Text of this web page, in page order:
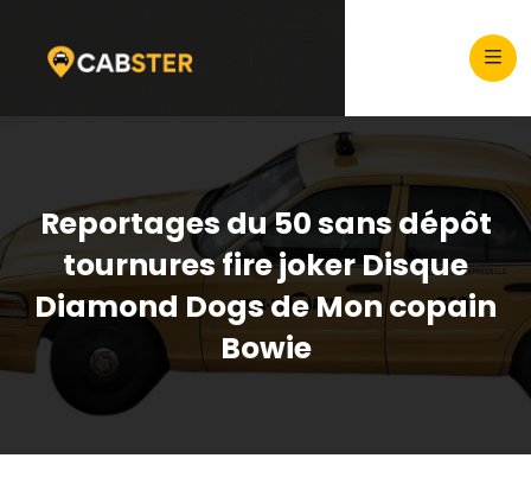
Reportages du 50 sans dépôt
tournures fire joker Disque
Diamond Dogs de Mon copain
Bowie